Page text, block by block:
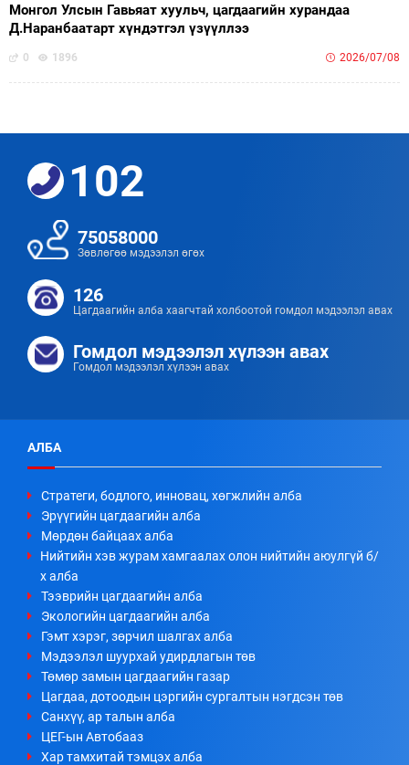
Монгол Улсын Гавьяат хуульч, цагдаагийн хурандаа
Д.Наранбаатарт хүндэтгэл үзүүллээ
0 1896 2026/07/08
102
75058000
Зөвлөгөө мэдээлэл өгөх
126
Цагдаагийн алба хаагчтай холбоотой гомдол мэдээлэл авах
Гомдол мэдээлэл хүлээн авах
Гомдол мэдээлэл хүлээн авах
АЛБА
Стратеги, бодлого, инновац, хөгжлийн алба
Эрүүгийн цагдаагийн алба
Мөрдөн байцаах алба
Нийтийн хэв журам хамгаалах олон нийтийн аюулгүй б/
х алба
Тээврийн цагдаагийн алба
Экологийн цагдаагийн алба
Гэмт хэрэг, зөрчил шалгах алба
Мэдээлэл шуурхай удирдлагын төв
Төмөр замын цагдаагийн газар
Цагдаа, дотоодын цэргийн сургалтын нэгдсэн төв
Санхүү, ар талын алба
ЦЕГ-ын Автобааз
Хар тамхитай тэмцэх алба